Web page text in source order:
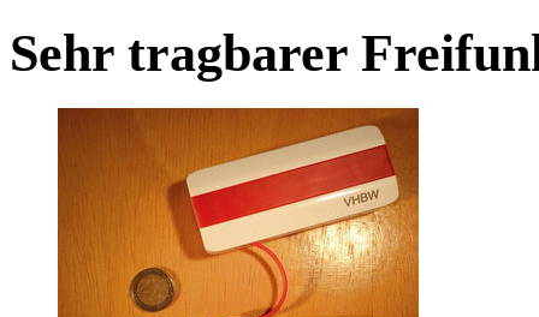
Sehr tragbarer